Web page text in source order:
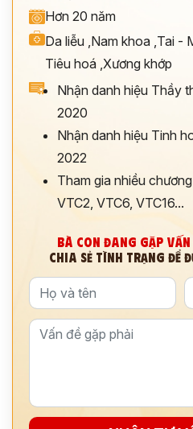
Hơn 20 năm
Da liễu ,Nam khoa ,Tai -
Tiêu hoá ,Xương khớp
Nhận danh hiệu Thầy
2020
Nhận danh hiệu Tinh
2022
Tham gia nhiều
VTC2, VTC6, VTC16...
BÀ CON ĐANG GẶP
CHIA SẺ TÌNH TRẠNG ĐỂ
ĐĂNG KÝ TƯ VẤN
THĂM KHÁM